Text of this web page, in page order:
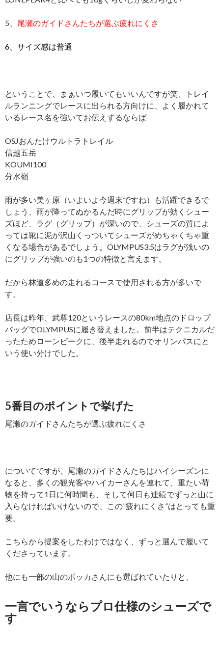
5、 尾瀬のガイドさんたちが選ぶ疲れにくさ
6、サイズ感は普通
ということで、まぁいつ履いてもいいんですが笑、トレイ
ルランニングでレースに出られる方向けに、よく履かれて
いるレース名を強いてお伝えするならば
OSJおんたけウルトラトレイル
信越五岳
KOUMI100
分水嶺
雨が多い美ヶ原（いよいよ今週末ですね）も活躍できるで
しょう、雨が降ってぬかるんだ時にグリップが効くシュー
ズほど、ラグ（グリップ）が深いので、シューズの質によ
っては靴に泥が沢山くっついてシューズがめちゃくちゃ重
くなる場合があるでしょう。OLYMPUS3.5はラグが浅いの
にグリップが強いのも1つの特徴と言えます。
だから林道多めの走れるコースで使用される方が多いで
す。
店長は昨年、武尊120というレースの80km地点のドロップ
バッグでOLYMPUSに履き替えました。前半はテクニカルだ
ったためローンピークに、後半走れるのでオリンパスにと
いう使い分けでした。
5番目のポイントで挙げた
尾瀬のガイドさんたちが選ぶ疲れにくさ
についてですが、尾瀬のガイドさんたちはハイシーズンに
なると、多くの観光客やハイカーさんを連れて、重たい荷
物を持って1日に何時間も、そして何日も連続でずっと山に
入らなければいけないので、この”疲れにくさ”はとっても重
要。
こちらから提案をしたわけではなく、ずっと選んで履いて
くださっています。
他にも一部の山のボッカさんにも選ばれていたりと、
一言でいうならプロ仕様のシューズで
す